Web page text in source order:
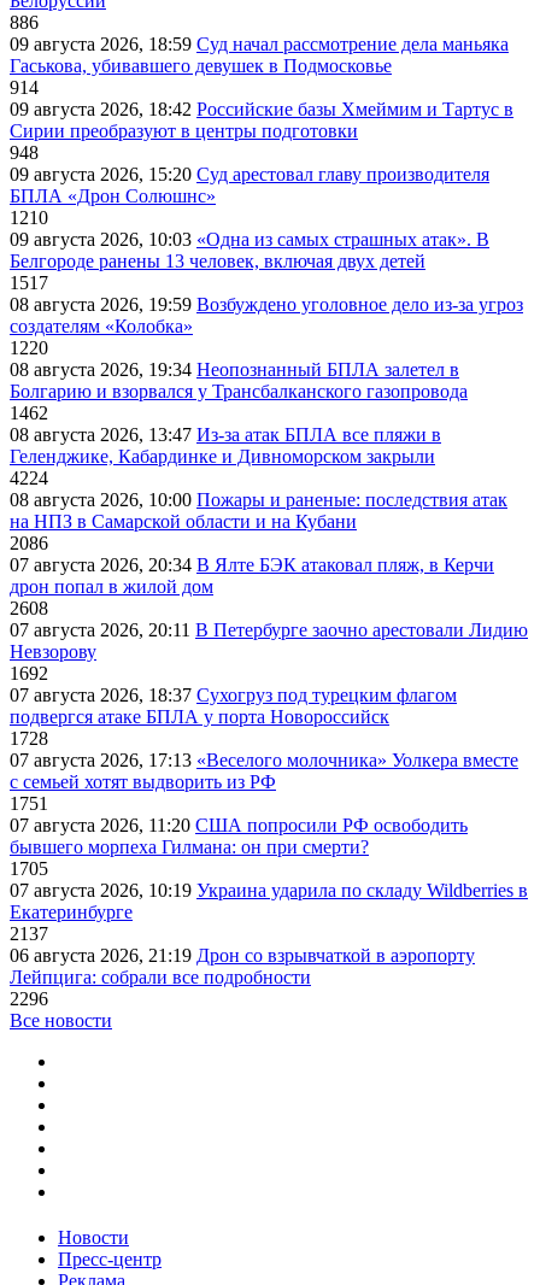
886
09 августа 2026, 18:59 Суд начал рассмотрение дела маньяка
Гаськова, убивавшего девушек в Подмосковье
914
09 августа 2026, 18:42 Российские базы Хмеймим и Тартус в
Сирии преобразуют в центры подготовки
948
09 августа 2026, 15:20 Суд арестовал главу производителя
БПЛА «Дрон Солюшнс»
1210
09 августа 2026, 10:03 «Одна из самых страшных атак». В
Белгороде ранены 13 человек, включая двух детей
1517
08 августа 2026, 19:59 Возбуждено уголовное дело из-за угроз
создателям «Колобка»
1220
08 августа 2026, 19:34 Неопознанный БПЛА залетел в
Болгарию и взорвался у Трансбалканского газопровода
1462
08 августа 2026, 13:47 Из-за атак БПЛА все пляжи в
Геленджике, Кабардинке и Дивноморском закрыли
4224
08 августа 2026, 10:00 Пожары и раненые: последствия атак
на НПЗ в Самарской области и на Кубани
2086
07 августа 2026, 20:34 В Ялте БЭК атаковал пляж, в Керчи
дрон попал в жилой дом
2608
07 августа 2026, 20:11 В Петербурге заочно арестовали Лидию
Невзорову
1692
07 августа 2026, 18:37 Сухогруз под турецким флагом
подвергся атаке БПЛА у порта Новороссийск
1728
07 августа 2026, 17:13 «Веселого молочника» Уолкера вместе
с семьей хотят выдворить из РФ
1751
07 августа 2026, 11:20 США попросили РФ освободить
бывшего морпеха Гилмана: он при смерти?
1705
07 августа 2026, 10:19 Украина ударила по складу Wildberries в
Екатеринбурге
2137
06 августа 2026, 21:19 Дрон со взрывчаткой в аэропорту
Лейпцига: собрали все подробности
2296
Все новости
Новости
Пресс-центр
Реклама